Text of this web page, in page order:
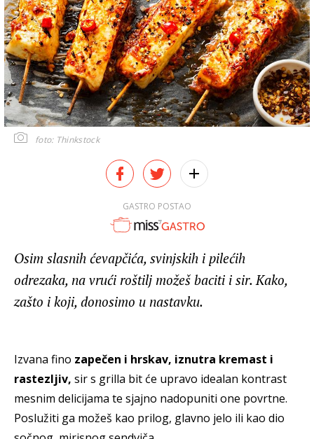
foto: Thinkstock
GASTRO POSTAO
Osim slasnih ćevapčića, svinjskih i pilećih
odrezaka, na vrući roštilj možeš baciti i sir. Kako,
zašto i koji, donosimo u nastavku.
Izvana fino zapečen i hrskav, iznutra kremast i
rastezljiv, sir s grilla bit će upravo idealan kontrast
mesnim delicijama te sjajno nadopuniti one povrtne.
Poslužiti ga možeš kao prilog, glavno jelo ili kao dio